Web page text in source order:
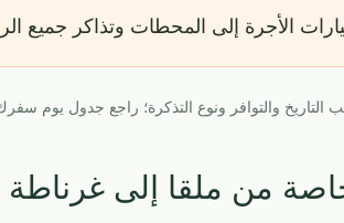
الأجرة إلى المحطات وتذاكر جميع
التاريخ والتوافر ونوع التذكرة؛ راجع جدول يوم
من ملقا إلى غرناطة